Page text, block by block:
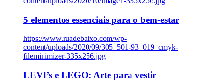
5 elementos essenciais para o bem-estar
https://www.ruadebaixo.com/wp-
content/uploads/2020/09/305_501-93_019_cmyk-
fileminimizer-335x256.jpg
LEVI’s e LEGO: Arte para vestir